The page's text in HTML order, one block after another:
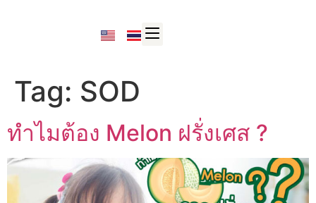
Tag: SOD
ทำไมต้อง Melon ฝรั่งเศส ?